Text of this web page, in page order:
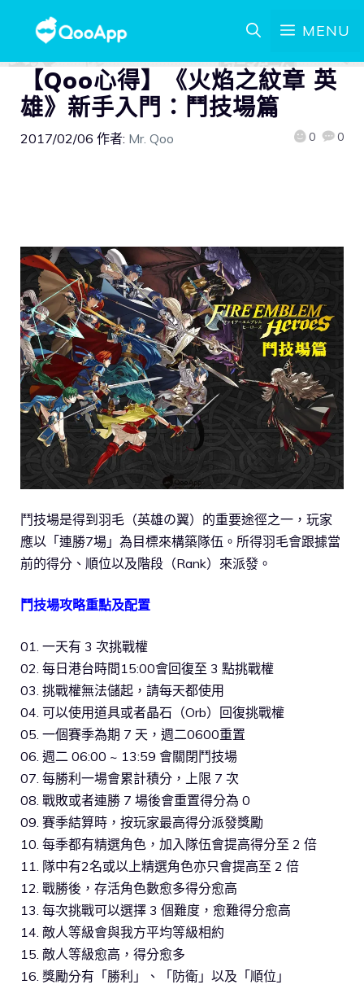
MENU
【Qoo心得】《火焰之紋章 英
雄》新手入門：鬥技場篇
2017/02/06 作者: Mr. Qoo 0 0
鬥技場是得到羽毛（英雄の翼）的重要途徑之一，玩家
應以「連勝7場」為目標來構築隊伍。所得羽毛會跟據當
前的得分、順位以及階段（Rank）來派發。
鬥技場攻略重點及配置
01. 一天有 3 次挑戰權
02. 每日港台時間15:00會回復至 3 點挑戰權
03. 挑戰權無法儲起，請每天都使用
04. 可以使用道具或者晶石（Orb）回復挑戰權
05. 一個賽季為期 7 天，週二0600重置
06. 週二 06:00 ~ 13:59 會關閉鬥技場
07. 每勝利一場會累計積分，上限 7 次
08. 戰敗或者連勝 7 場後會重置得分為 0
09. 賽季結算時，按玩家最高得分派發獎勵
10. 每季都有精選角色，加入隊伍會提高得分至 2 倍
11. 隊中有2名或以上精選角色亦只會提高至 2 倍
12. 戰勝後，存活角色數愈多得分愈高
13. 每次挑戰可以選擇 3 個難度，愈難得分愈高
14. 敵人等級會與我方平均等級相約
15. 敵人等級愈高，得分愈多
16. 獎勵分有「勝利」、「防衛」以及「順位」